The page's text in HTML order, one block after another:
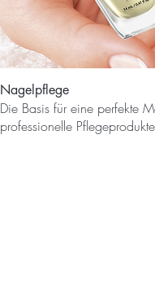
Nagelpflege
Die Basis für eine perfekte
professionelle Pflegeprodukte